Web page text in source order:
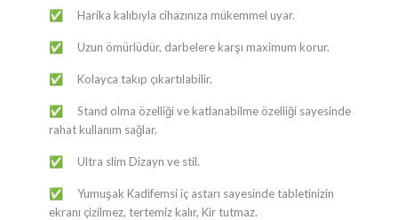
✅ ​​​​​​​​​​​​​​​​​​​​​​​​​​​​​​​​​​​​​Harika kalıbıyla cihazınıza mükemmel uyar.
✅ ​​​​​​​​​​​​​​​​​​​​​​​​​​​​​​​​​​​​​Uzun ömürlüdür, darbelere karşı maximum korur.
✅ ​​​​​​​​​​​​​​​​​​​​​​​​​​​​​​​​​​​​​Kolayca takıp çıkartılabilir.
✅ ​​​​​​​​​​​​​​​​​​​​​​​​​​​​​​​​​​​​​Stand olma özelliği ve katlanabilme özelliği sayesinde
rahat kullanım sağlar.
✅ ​​​​​​​​​​​​​​​​​​​​​​​​​​​​​​​​​​​​​Ultra slim Dizayn ve stil.
✅ ​​​​​​​​​​​​​​​​​​​​​​​​​​​​​​​​​​​​​Yumuşak Kadifemsi iç astarı sayesinde tabletinizin
ekranı çizilmez, tertemiz kalır, Kir tutmaz.